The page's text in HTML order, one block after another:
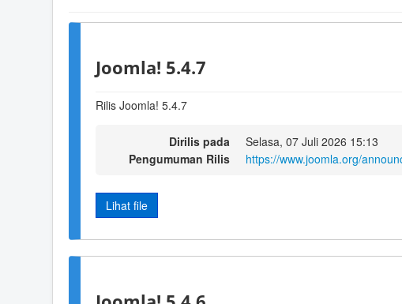
Joomla! 5.4.7
Rilis Joomla! 5.4.7
Dirilis pada
Selasa, 07 Juli 2026 15:13
Pengumuman Rilis
https://www.joomla.org/
Lihat file